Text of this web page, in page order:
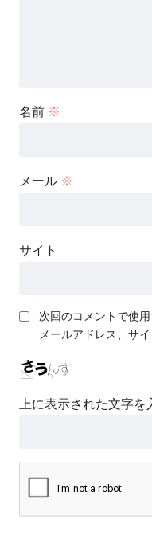
名前 ※
メール ※
サイト
次回のコメントで使
メールアドレス、サイ
上に表示された文字を